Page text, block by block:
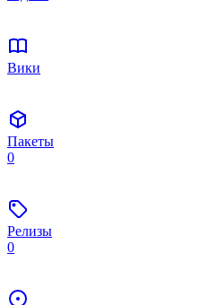
Вики
Пакеты
0
Релизы
0